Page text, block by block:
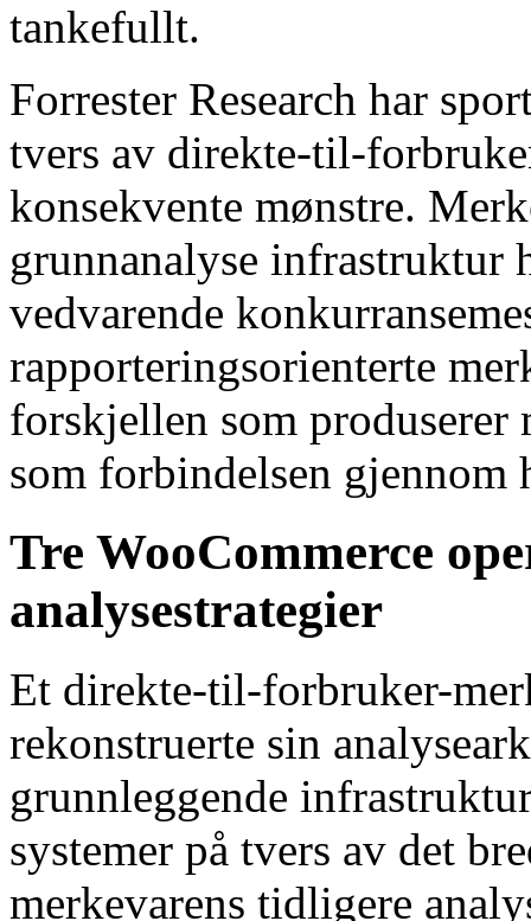
tankefullt.
Forrester Research har
tvers av direkte-til-
konsekvente mønstre.
grunnanalyse infrastruktur
vedvarende
rapporteringsorienterte
forskjellen som
som forbindelsen gjennom
Tre WooCommerce
analysestrategier
Et direkte-til-forbruker-
rekonstruerte sin
grunnleggende
systemer på tvers av det
merkevarens tidligere